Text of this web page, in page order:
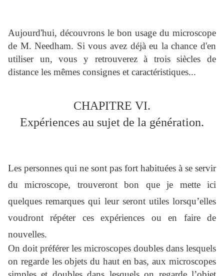
Aujourd'hui, découvrons le bon usage du microscope
de M. Needham. Si vous avez déjà eu la chance d'en
utiliser un, vous y retrouverez à trois siècles de
distance les mêmes consignes et caractéristiques...
CHAPITRE VI.
Expériences au sujet de la génération.
Les personnes qui ne sont pas fort habituées à se servir
du microscope, trouveront bon que je mette ici
quelques remarques qui leur seront utiles lorsqu’elles
voudront répéter ces expériences ou en faire de
nouvelles.
On doit préférer les microscopes doubles dans lesquels
on regarde les objets du haut en bas, aux microscopes